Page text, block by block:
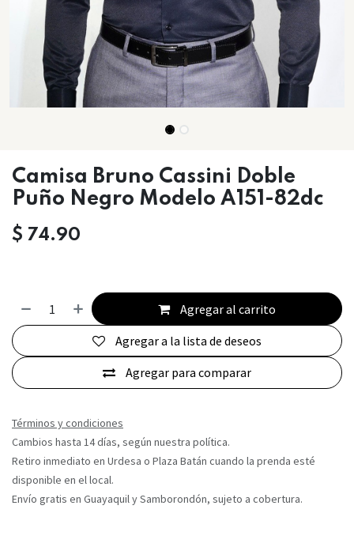
Camisa Bruno Cassini Doble
Puño Negro Modelo A151-82dc
$ 74.90
Agregar al carrito
Agregar para comparar
Agregar a la lista de deseos
Términos y condiciones
Cambios hasta 14 días, según nuestra política.
Retiro inmediato en Urdesa o Plaza Batán cuando la prenda esté
disponible en el local.
Envío gratis en Guayaquil y Samborondón, sujeto a cobertura.